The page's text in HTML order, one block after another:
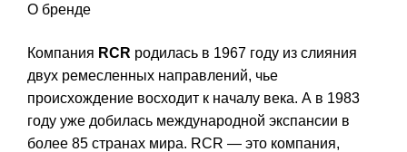
О бренде
Компания RCR родилась в 1967 году из слияния
двух ремесленных направлений, чье
происхождение восходит к началу века. А в 1983
году уже добилась международной экспансии в
более 85 странах мира. RCR — это компания,